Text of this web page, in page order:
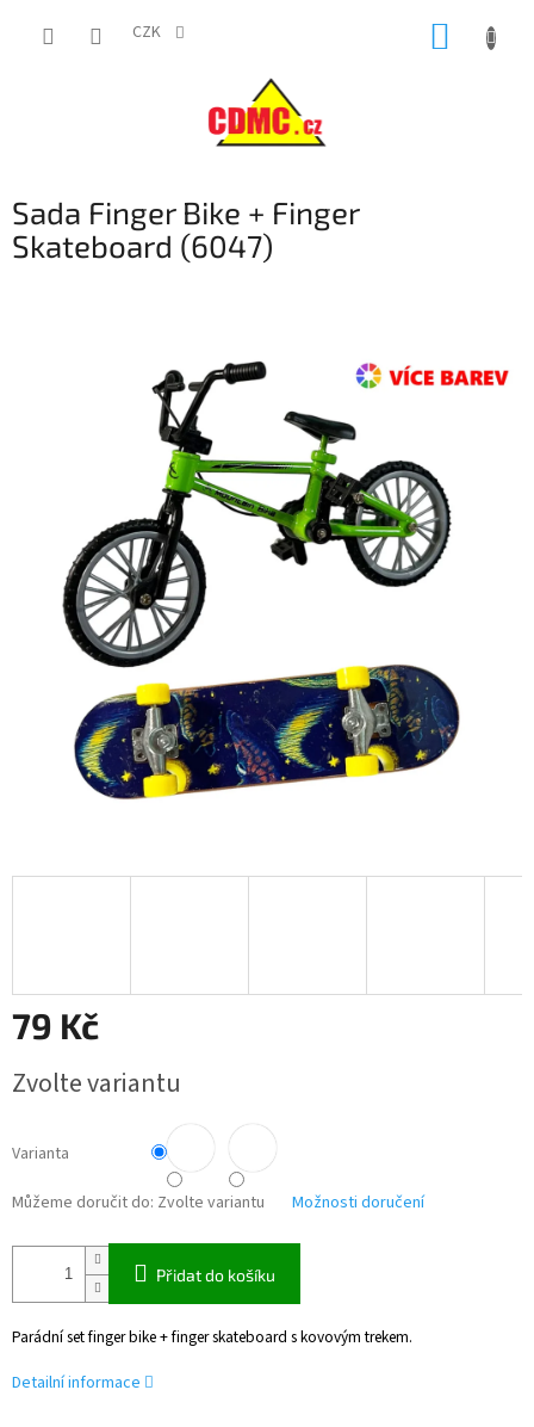
CZK
Sada Finger Bike + Finger
Skateboard (6047)
79 Kč
cena:
Zvolte variantu
Varianta
Můžeme doručit do: Zvolte variantu Možnosti doručení
Přidat do košíku
Parádní set finger bike + finger skateboard s kovovým trekem.
Detailní informace